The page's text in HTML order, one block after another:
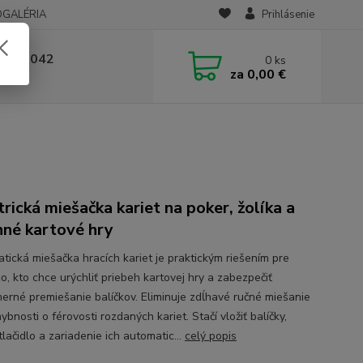
Prihlásenie
236 042 0 ks
za 0,00 €
miešačka kariet na poker, žolíka a
kartové hry
miešačka hracích kariet je praktickým riešením pre
kto chce urýchliť priebeh kartovej hry a zabezpečiť
premiešanie balíčkov. Eliminuje zdĺhavé ručné miešanie
o férovosti rozdaných kariet. Stačí vložiť balíčky,
a zariadenie ich automatic... celý popis